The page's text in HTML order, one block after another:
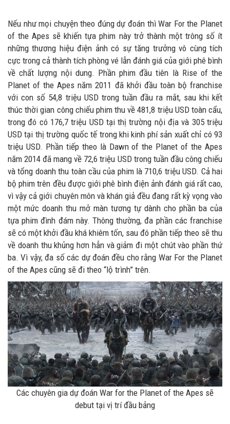
Nếu như mọi chuyện theo đúng dự đoán thì War For the Planet
of the Apes sẽ khiến tựa phim này trở thành một trông số ít
những thương hiệu điện ảnh có sự tăng trưởng vô cùng tích
cực trong cả thành tích phòng vé lẫn đánh giá của giới phê bình
về chất lượng nội dung. Phần phim đầu tiên là Rise of the
Planet of the Apes năm 2011 đã khởi đầu toàn bộ franchise
với con số 54,8 triệu USD trong tuần đầu ra mắt, sau khi kết
thúc thời gian công chiếu phim thu về 481,8 triệu USD toàn cẩu,
trong đó có 176,7 triệu USD tại thị trường nội địa và 305 triệu
USD tại thị trường quốc tế trong khi kinh phí sản xuất chỉ có 93
triệu USD. Phần tiếp theo là Dawn of the Planet of the Apes
năm 2014 đã mang về 72,6 triệu USD trong tuần đầu công chiếu
và tổng doanh thu toàn cầu của phim là 710,6 triệu USD. Cả hai
bộ phim trên đều được giới phê bình điện ảnh đánh giá rất cao,
vì vậy cả giới chuyên môn và khán giả đều đang rất kỳ vọng vào
một mức doanh thu mở màn tương tự dành cho phần ba của
tựa phim đình đám này. Thông thường, đa phần các franchise
sẽ có một khởi đầu khá khiêm tốn, sau đó phần tiếp theo sẽ thu
về doanh thu khủng hơn hẳn và giảm đi một chút vào phần thứ
ba. Vì vậy, đa số các dự đoán đều cho rằng War For the Planet
of the Apes cũng sẽ đi theo “lộ trình” trên.
Các chuyên gia dự đoán War for the Planet of the Apes sẽ
debut tại vị trí đầu bảng